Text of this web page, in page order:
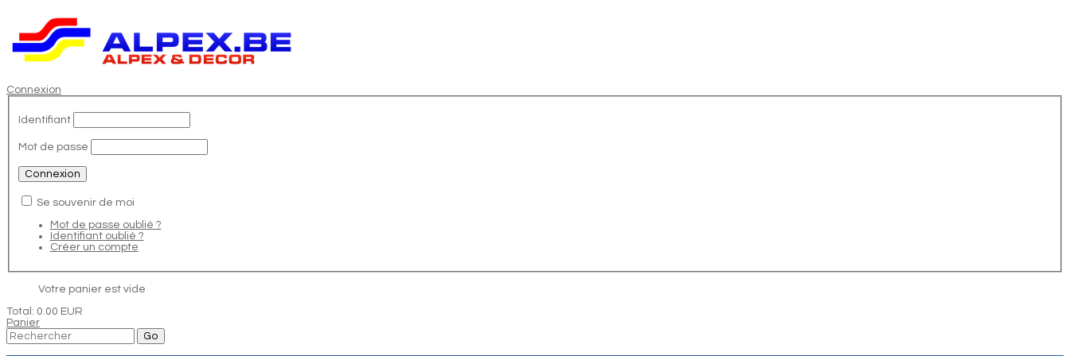
Connexion
Identifiant
Mot de passe
Se souvenir de moi
Mot de passe oublié ?
Identifiant oublié ?
Créer un compte
Votre panier est vide
Total: 0.00 EUR
Panier